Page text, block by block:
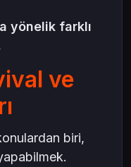
yönelik farklı
ve
biri,